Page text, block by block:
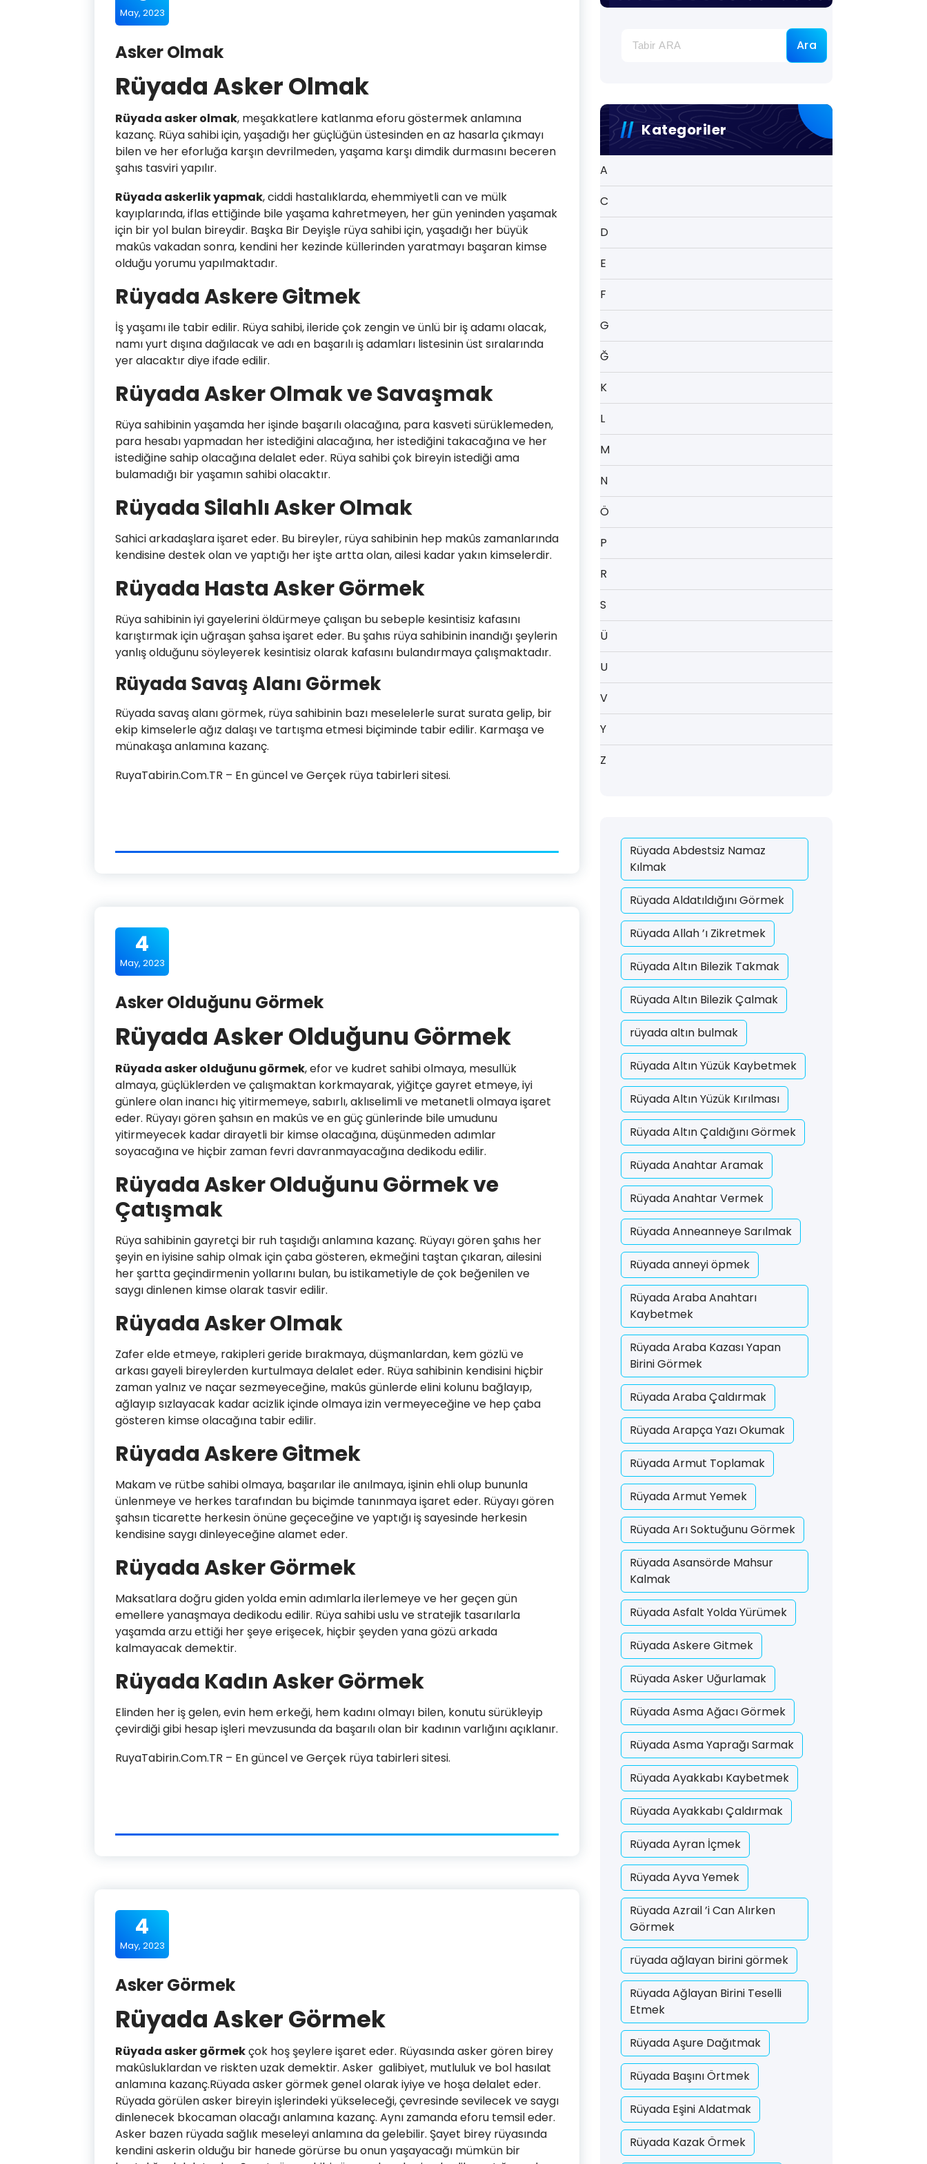
May, 2023
Asker Olmak
Rüyada Asker Olmak
Rüyada asker olmak, meşakkatlere katlanma eforu göstermek anlamına
kazanç. Rüya sahibi için, yaşadığı her güçlüğün üstesinden en az hasarla çıkmayı
bilen ve her eforluğa karşın devrilmeden, yaşama karşı dimdik durmasını beceren
şahıs tasviri yapılır.
Rüyada askerlik yapmak, ciddi hastalıklarda, ehemmiyetli can ve mülk
kayıplarında, iflas ettiğinde bile yaşama kahretmeyen, her gün yeninden yaşamak
için bir yol bulan bireydir. Başka Bir Deyişle rüya sahibi için, yaşadığı her büyük
makûs vakadan sonra, kendini her kezinde küllerinden yaratmayı başaran kimse
olduğu yorumu yapılmaktadır.
Rüyada Askere Gitmek
İş yaşamı ile tabir edilir. Rüya sahibi, ileride çok zengin ve ünlü bir iş adamı olacak,
namı yurt dışına dağılacak ve adı en başarılı iş adamları listesinin üst sıralarında
yer alacaktır diye ifade edilir.
Rüyada Asker Olmak ve Savaşmak
Rüya sahibinin yaşamda her işinde başarılı olacağına, para kasveti sürüklemeden,
para hesabı yapmadan her istediğini alacağına, her istediğini takacağına ve her
istediğine sahip olacağına delalet eder. Rüya sahibi çok bireyin istediği ama
bulamadığı bir yaşamın sahibi olacaktır.
Rüyada Silahlı Asker Olmak
Sahici arkadaşlara işaret eder. Bu bireyler, rüya sahibinin hep makûs zamanlarında
kendisine destek olan ve yaptığı her işte artta olan, ailesi kadar yakın kimselerdir.
Rüyada Hasta Asker Görmek
Rüya sahibinin iyi gayelerini öldürmeye çalışan bu sebeple kesintisiz kafasını
karıştırmak için uğraşan şahsa işaret eder. Bu şahıs rüya sahibinin inandığı şeylerin
yanlış olduğunu söyleyerek kesintisiz olarak kafasını bulandırmaya çalışmaktadır.
Rüyada Savaş Alanı Görmek
Rüyada savaş alanı görmek, rüya sahibinin bazı meselelerle surat surata gelip, bir
ekip kimselerle ağız dalaşı ve tartışma etmesi biçiminde tabir edilir. Karmaşa ve
münakaşa anlamına kazanç.
RuyaTabirin.Com.TR – En güncel ve Gerçek rüya tabirleri sitesi.
4
May, 2023
Asker Olduğunu Görmek
Rüyada Asker Olduğunu Görmek
Rüyada asker olduğunu görmek, efor ve kudret sahibi olmaya, mesullük
almaya, güçlüklerden ve çalışmaktan korkmayarak, yiğitçe gayret etmeye, iyi
günlere olan inancı hiç yitirmemeye, sabırlı, aklıselimli ve metanetli olmaya işaret
eder. Rüyayı gören şahsın en makûs ve en güç günlerinde bile umudunu
yitirmeyecek kadar dirayetli bir kimse olacağına, düşünmeden adımlar
soyacağına ve hiçbir zaman fevri davranmayacağına dedikodu edilir.
Rüyada Asker Olduğunu Görmek ve
Çatışmak
Rüya sahibinin gayretçi bir ruh taşıdığı anlamına kazanç. Rüyayı gören şahıs her
şeyin en iyisine sahip olmak için çaba gösteren, ekmeğini taştan çıkaran, ailesini
her şartta geçindirmenin yollarını bulan, bu istikametiyle de çok beğenilen ve
saygı dinlenen kimse olarak tasvir edilir.
Rüyada Asker Olmak
Zafer elde etmeye, rakipleri geride bırakmaya, düşmanlardan, kem gözlü ve
arkası gayeli bireylerden kurtulmaya delalet eder. Rüya sahibinin kendisini hiçbir
zaman yalnız ve naçar sezmeyeceğine, makûs günlerde elini kolunu bağlayıp,
ağlayıp sızlayacak kadar acizlik içinde olmaya izin vermeyeceğine ve hep çaba
gösteren kimse olacağına tabir edilir.
Rüyada Askere Gitmek
Makam ve rütbe sahibi olmaya, başarılar ile anılmaya, işinin ehli olup bununla
ünlenmeye ve herkes tarafından bu biçimde tanınmaya işaret eder. Rüyayı gören
şahsın ticarette herkesin önüne geçeceğine ve yaptığı iş sayesinde herkesin
kendisine saygı dinleyeceğine alamet eder.
Rüyada Asker Görmek
Maksatlara doğru giden yolda emin adımlarla ilerlemeye ve her geçen gün
emellere yanaşmaya dedikodu edilir. Rüya sahibi uslu ve stratejik tasarılarla
yaşamda arzu ettiği her şeye erişecek, hiçbir şeyden yana gözü arkada
kalmayacak demektir.
Rüyada Kadın Asker Görmek
Elinden her iş gelen, evin hem erkeği, hem kadını olmayı bilen, konutu sürükleyip
çevirdiği gibi hesap işleri mevzusunda da başarılı olan bir kadının varlığını açıklanır.
RuyaTabirin.Com.TR – En güncel ve Gerçek rüya tabirleri sitesi.
4
May, 2023
Asker Görmek
Rüyada Asker Görmek
Rüyada asker görmekçok hoş şeylere işaret eder. Rüyasında asker gören birey
makûsluklardan ve riskten uzak demektir. Asker galibiyet, mutluluk ve bol hasılat
anlamına kazanç.Rüyada asker görmek genel olarak iyiye ve hoşa delalet eder.
Rüyada görülen asker bireyin işlerindeki yükseleceği, çevresinde sevilecek ve saygı
dinlenecek bkocaman olacağı anlamına kazanç. Aynı zamanda eforu temsil eder.
Asker bazen rüyada sağlık meseleyi anlamına da gelebilir. Şayet birey rüyasında
kendini askerin olduğu bir hanede görürse bu onun yaşayacağı mümkün bir
Ara
Kategoriler
A
C
D
E
F
G
Ğ
K
L
M
N
Ö
P
R
S
Ü
U
V
Y
Z
Rüyada Abdestsiz Namaz
Kılmak
Rüyada Aldatıldığını Görmek
Rüyada Allah ’ı Zikretmek
Rüyada Altın Bilezik Takmak
Rüyada Altın Bilezik Çalmak
rüyada altın bulmak
Rüyada Altın Yüzük Kaybetmek
Rüyada Altın Yüzük Kırılması
Rüyada Altın Çaldığını Görmek
Rüyada Anahtar Aramak
Rüyada Anahtar Vermek
Rüyada Anneanneye Sarılmak
Rüyada anneyi öpmek
Rüyada Araba Anahtarı
Kaybetmek
Rüyada Araba Kazası Yapan
Birini Görmek
Rüyada Araba Çaldırmak
Rüyada Arapça Yazı Okumak
Rüyada Armut Toplamak
Rüyada Armut Yemek
Rüyada Arı Soktuğunu Görmek
Rüyada Asansörde Mahsur
Kalmak
Rüyada Asfalt Yolda Yürümek
Rüyada Askere Gitmek
Rüyada Asker Uğurlamak
Rüyada Asma Ağacı Görmek
Rüyada Asma Yaprağı Sarmak
Rüyada Ayakkabı Kaybetmek
Rüyada Ayakkabı Çaldırmak
Rüyada Ayran İçmek
Rüyada Ayva Yemek
Rüyada Azrail ’i Can Alırken
Görmek
rüyada ağlayan birini görmek
Rüyada Ağlayan Birini Teselli
Etmek
Rüyada Aşure Dağıtmak
Rüyada Başını Örtmek
Rüyada Eşini Aldatmak
Rüyada Kazak Örmek